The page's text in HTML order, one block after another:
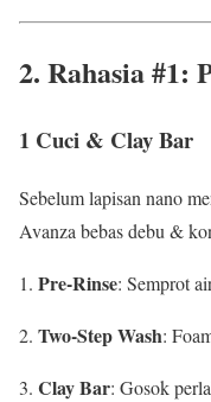
2. Rahasia #1:
1 Cuci & Clay Bar
Sebelum lapisan nano
Avanza bebas debu &
Pre-Rinse: Semprot
Two-Step Wash:
Clay Bar: Gosok